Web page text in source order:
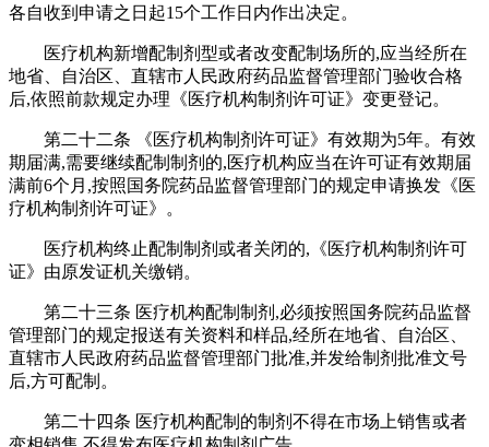
各自收到申请之日起15个工作日内作出决定。
医疗机构新增配制剂型或者改变配制场所的,应当经所在
地省、自治区、直辖市人民政府药品监督管理部门验收合格
后,依照前款规定办理《医疗机构制剂许可证》变更登记。
第二十二条 《医疗机构制剂许可证》有效期为5年。有效
期届满,需要继续配制制剂的,医疗机构应当在许可证有效期届
满前6个月,按照国务院药品监督管理部门的规定申请换发《医
疗机构制剂许可证》。
医疗机构终止配制制剂或者关闭的,《医疗机构制剂许可
证》由原发证机关缴销。
第二十三条 医疗机构配制制剂,必须按照国务院药品监督
管理部门的规定报送有关资料和样品,经所在地省、自治区、
直辖市人民政府药品监督管理部门批准,并发给制剂批准文号
后,方可配制。
第二十四条 医疗机构配制的制剂不得在市场上销售或者